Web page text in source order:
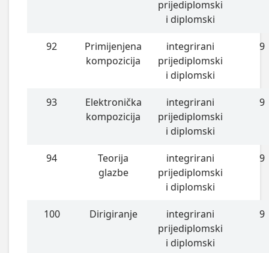
prijediplomski
i diplomski
92
Primijenjena
kompozicija
integrirani
prijediplomski
i diplomski
9
93
Elektronička
kompozicija
integrirani
prijediplomski
i diplomski
9
94
Teorija
glazbe
integrirani
prijediplomski
i diplomski
9
100 Dirigiranje
integrirani
prijediplomski
i diplomski
9